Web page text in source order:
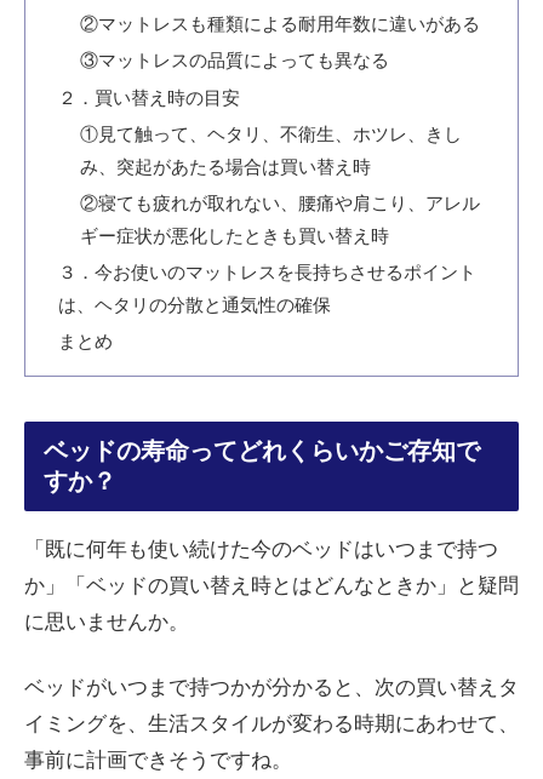
②マットレスも種類による耐用年数に違いがある
③マットレスの品質によっても異なる
２．買い替え時の目安
①見て触って、ヘタリ、不衛生、ホツレ、きし
み、突起があたる場合は買い替え時
②寝ても疲れが取れない、腰痛や肩こり、アレル
ギー症状が悪化したときも買い替え時
３．今お使いのマットレスを長持ちさせるポイント
は、ヘタリの分散と通気性の確保
まとめ
ベッドの寿命ってどれくらいかご存知で
すか？
「既に何年も使い続けた今のベッドはいつまで持つ
か」「ベッドの買い替え時とはどんなときか」と疑問
に思いませんか。
ベッドがいつまで持つかが分かると、次の買い替えタ
イミングを、生活スタイルが変わる時期にあわせて、
事前に計画できそうですね。